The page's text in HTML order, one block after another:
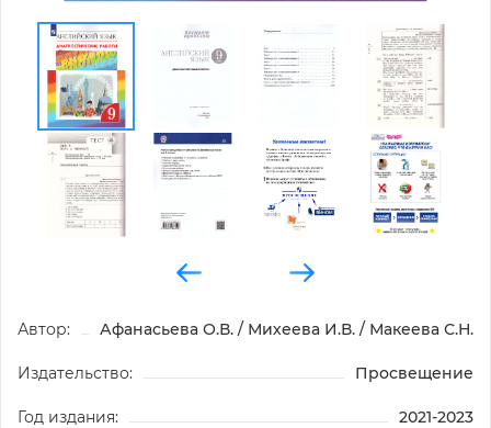
Автор: Афанасьева О.В. / Михеева И.В. / Макеева С.Н.
Издательство: Просвещение
Год издания: 2021-2023